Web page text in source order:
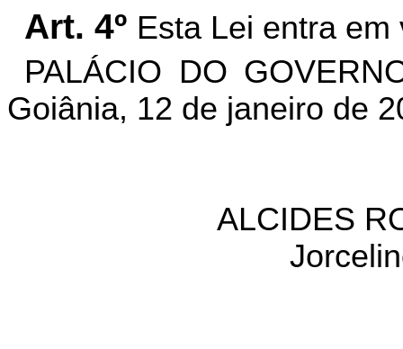
Art. 4º Esta Lei entra
PALÁCIO DO
Goiânia, 12 de janeiro de
ALCIDES